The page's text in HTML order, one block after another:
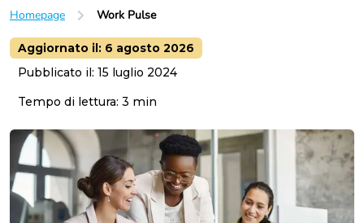
Company
Homepage Work Pulse
Aggiornato il: 6 agosto 2026
Pubblicato il: 15 luglio 2024
Tempo di lettura: 3 min